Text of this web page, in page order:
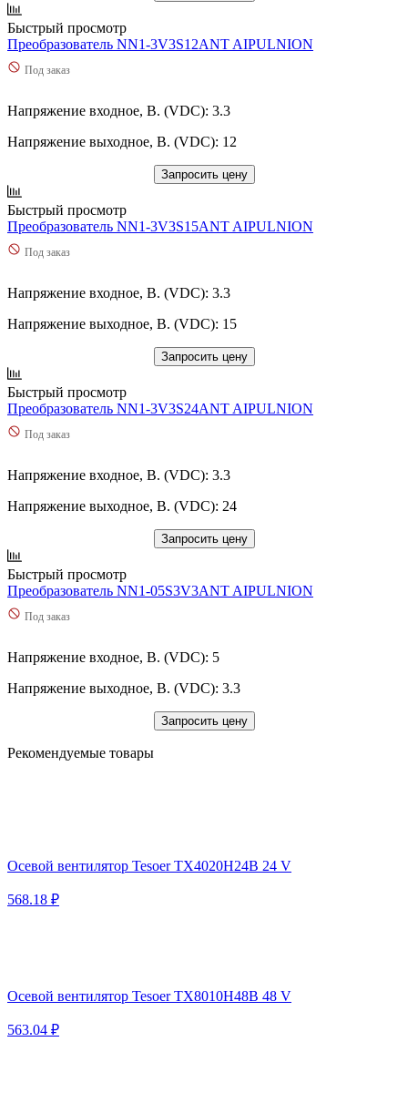
Быстрый просмотр
Преобразователь NN1-3V3S12ANT AIPULNION
Под заказ
Напряжение входное, В. (VDC): 3.3
Напряжение выходное, В. (VDC): 12
Запросить цену
Быстрый просмотр
Преобразователь NN1-3V3S15ANT AIPULNION
Под заказ
Напряжение входное, В. (VDC): 3.3
Напряжение выходное, В. (VDC): 15
Запросить цену
Быстрый просмотр
Преобразователь NN1-3V3S24ANT AIPULNION
Под заказ
Напряжение входное, В. (VDC): 3.3
Напряжение выходное, В. (VDC): 24
Запросить цену
Быстрый просмотр
Преобразователь NN1-05S3V3ANT AIPULNION
Под заказ
Напряжение входное, В. (VDC): 5
Напряжение выходное, В. (VDC): 3.3
Запросить цену
Рекомендуемые товары
Осевой вентилятор Tesoer TX4020H24B 24 V
568.18 ₽
Осевой вентилятор Tesoer TX8010H48B 48 V
563.04 ₽